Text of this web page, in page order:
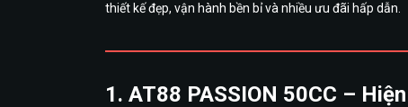
thiết kế đẹp, vận hành bền bỉ và nhiều ưu đãi hấp dẫn.
1. AT88 PASSION 50CC –